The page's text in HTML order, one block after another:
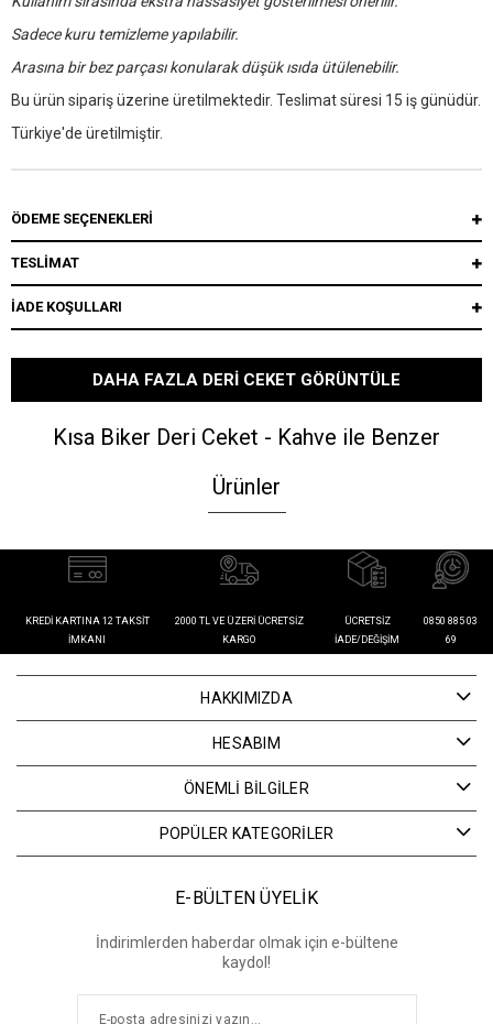
Sadece kuru temizleme yapılabilir.
Arasına bir bez parçası konularak düşük ısıda ütülenebilir.
Bu ürün sipariş üzerine üretilmektedir. Teslimat süresi 15 iş günüdür.
Türkiye'de üretilmiştir.
ÖDEME SEÇENEKLERI
TESLİMAT
İADE KOŞULLARI
DAHA FAZLA DERI CEKET GÖRÜNTÜLE
Kısa Biker Deri Ceket - Kahve ile Benzer
Ürünler
KREDI KARTINA 12 TAKSIT
İMKANI
2000 TL VE ÜZERI ÜCRETSIZ
KARGO
ÜCRETSIZ
İADE/DEĞIŞIM
0850 885 03
69
HAKKIMIZDA
HESABIM
ÖNEMLİ BİLGİLER
POPÜLER KATEGORİLER
E-BÜLTEN ÜYELİK
İndirimlerden haberdar olmak için e-bültene
kaydol!